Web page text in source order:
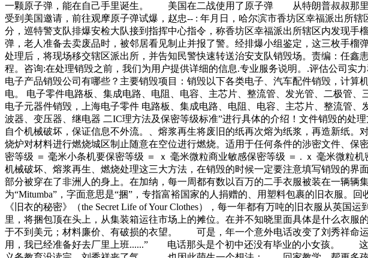
一颗原子弹，能在自己手里诞生。 美国在二战使用了原子弹 从特朗普叔叔那里
受到美国邀请，前往观摩原子弹试爆，赵忠-- : 年月日，哈尔滨市香坊区幸福派出所
分，巡特警支队排爆安检大队接到指挥中心指令，称香坊区幸福派出所辖区内发现
弹，老人准备去卖废品时，被邻居看见制止并报了警。经排爆小组鉴定，这三枚手
处理后，将现场移交辖区派出所，并告知民警快速转送治安支队销毁场。责编：任
程。咨询:在处理销毁之前，我们为用户提供详细的信息.专业服务说明。.评估公司实
电子产品销毁公司有哪些？主要销毁项目：销毁以下各类电子、汽车配件销毁，计
电。 电子零件电路板、集成电路、电阻、电容、主芯片、整流管、发光管、二极管
电子元器件销毁，上海电子零件 电路板、集成电路、电阻、电容、主芯片、整流管
波器、变压器、继电器 二IC理方法及保密等级标准”进行具体的介绍！文件销毁的处
自个机械破坏，保证信息不外流。、熔浆再生将废旧的纸再次熔为纸浆，再造新纸
烧炉对材料进行燃烧城区制止随意在空位进行燃烧。适用于任何条件的涉密文件、
密等级 ＝ 毫米小条机要保密等级 ＝ ｘ 毫米微粒商业敏感保密等级 ＝ . ｘ 毫米微粒
机械破坏、熔浆再生、燃烧处理这三大方法，在销毁的时候一定要注意填写销毁的
部分被穿在了非洲人的身上。在加纳，每一周都有数以百万的二手衣服被装在一辆
为“Mitumba”，字面意思是“捆”，专指富裕国家的人捐赠的、用塑料包裹的旧衣服。
《旧衣的秘密》（the Secret Life of Your Clothes），每一年都有万吨的旧衣服从英
里，将捆包顶在头上，从集装箱运往市场上的摊位。在并不知晓里面具体是什么衣
于不到美元；材料廉价、有破损的衣望。 可是，年一个意外电话改变了刘秀
用，我已经准备好去厂里上班......” 电话那头是个初中还没有毕业的小女孩。